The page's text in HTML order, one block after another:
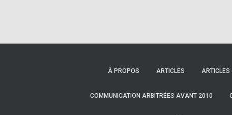
À PROPOS ARTICLES
COMMUNICATION ARBITRÉES AVANT 2010